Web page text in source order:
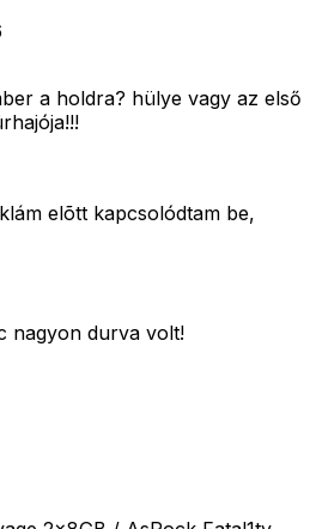
a holdra? hülye vagy az első
elõtt kapcsolódtam be,
nagyon durva volt!